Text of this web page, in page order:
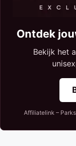
Ontdek
Bekijk het
Affiliatelink –